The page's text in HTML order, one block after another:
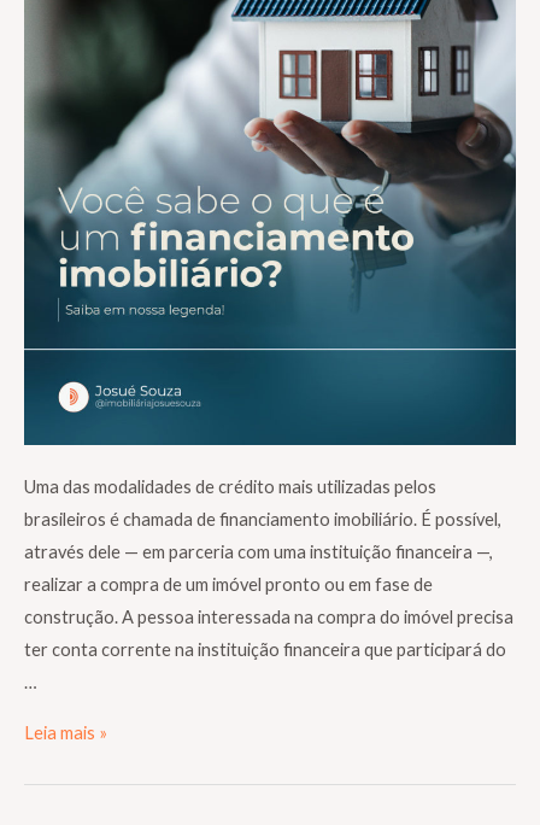
Uma das modalidades de crédito mais utilizadas pelos
brasileiros é chamada de financiamento imobiliário. É possível,
através dele — em parceria com uma instituição financeira —,
realizar a compra de um imóvel pronto ou em fase de
construção. A pessoa interessada na compra do imóvel precisa
ter conta corrente na instituição financeira que participará do
…
Leia mais »